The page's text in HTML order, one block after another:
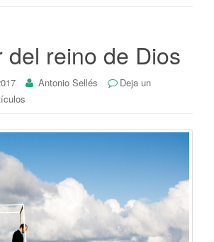
del reino de Dios
Antonio Sellés
Deja un